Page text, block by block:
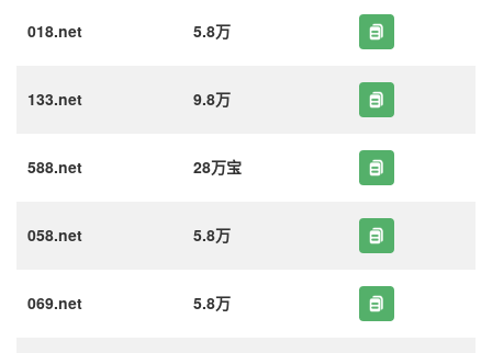
018.net 5.8万
133.net 9.8万
588.net 28万宝
058.net 5.8万
069.net 5.8万